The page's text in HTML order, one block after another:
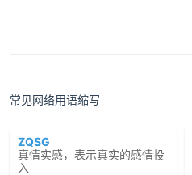
常见网络用语缩写
ZQSG
真情实感，表示真实的感情投
入